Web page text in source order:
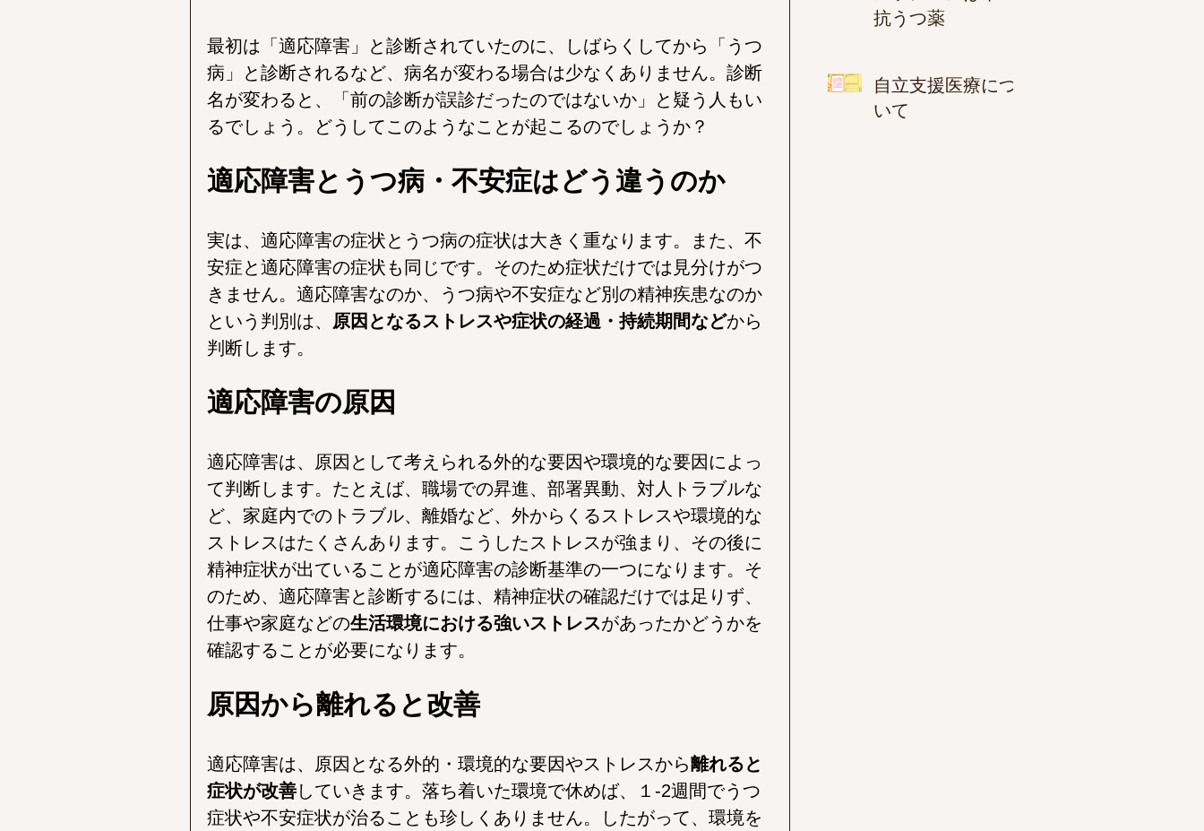
最初は「適応障害」と診断されていたのに、しばらくしてから「うつ
病」と診断されるなど、病名が変わる場合は少なくありません。診断
名が変わると、「前の診断が誤診だったのではないか」と疑う人もい
るでしょう。どうしてこのようなことが起こるのでしょうか？
適応障害とうつ病・不安症はどう違うのか
実は、適応障害の症状とうつ病の症状は大きく重なります。また、不
安症と適応障害の症状も同じです。そのため症状だけでは見分けがつ
きません。適応障害なのか、うつ病や不安症など別の精神疾患なのか
という判別は、 原因となるストレスや症状の経過・持続期間などから
判断します。
適応障害の原因
適応障害は、原因として考えられる外的な要因や環境的な要因によっ
て判断します。たとえば、職場での昇進、部署異動、対人トラブルな
ど、家庭内でのトラブル、離婚など、外からくるストレスや環境的な
ストレスはたくさんあります。こうしたストレスが強まり、その後に
精神症状が出ていることが適応障害の診断基準の一つになります。そ
のため、適応障害と診断するには、精神症状の確認だけでは足りず、
仕事や家庭などの生活環境における強いストレスがあったかどうかを
確認することが必要になります。
原因から離れると改善
適応障害は、原因となる外的・環境的な要因やストレスから離れると
症状が改善していきます。落ち着いた環境で休めば、１-2週間でうつ
症状や不安症状が治ることも珍しくありません。したがって、環境を
抗うつ薬
自立支援医療につ
いて